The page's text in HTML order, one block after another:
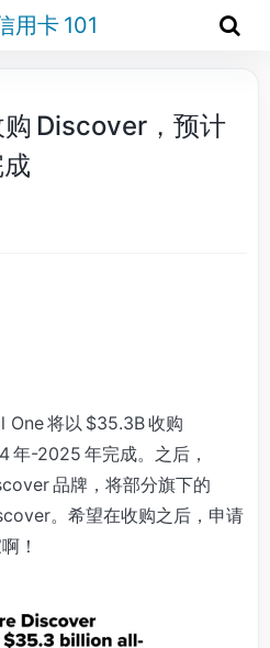
用卡 101
Discover，预计
One 将以 $35.3B 收购
年-2025 年完成。之后，
品牌，将部分旗下的
。希望在收购之后，申请
！